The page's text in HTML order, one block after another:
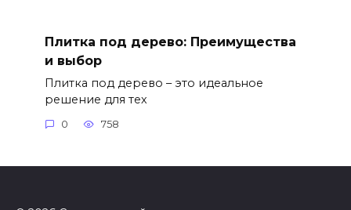
Плитка под дерево: Преимущества
и выбор
Плитка под дерево – это идеальное
решение для тех
0 758